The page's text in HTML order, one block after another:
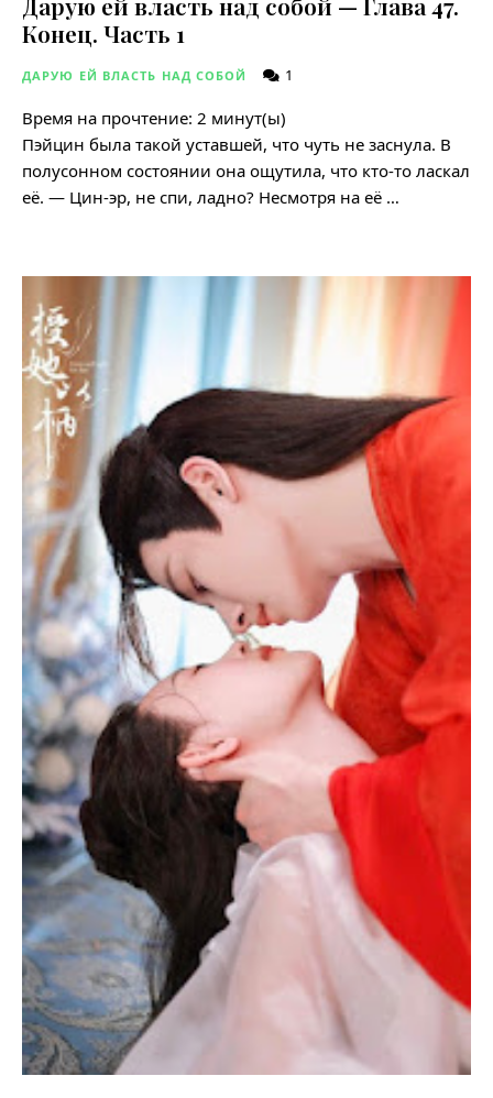
Конец. Часть 1
ДАРУЮ ЕЙ ВЛАСТЬ НАД СОБОЙ 1
Время на прочтение: 2 минут(ы)
Пэйцин была такой уставшей, что чуть не заснула. В
полусонном состоянии она ощутила, что кто-то ласкал
её. — Цин-эр, не спи, ладно? Несмотря на её …